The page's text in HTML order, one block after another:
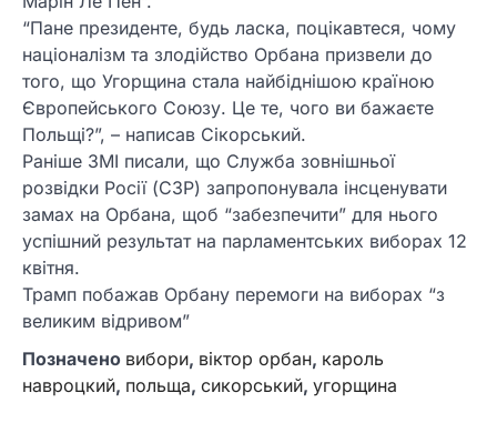
“Пане президенте, будь ласка, поцікавтеся, чому
націоналізм та злодійство Орбана призвели до
того, що Угорщина стала найбіднішою країною
Європейського Союзу. Це те, чого ви бажаєте
Польщі?”, – написав Сікорський.
Раніше ЗМІ писали, що Служба зовнішньої
розвідки Росії (СЗР) запропонувала інсценувати
замах на Орбана, щоб “забезпечити” для нього
успішний результат на парламентських виборах 12
квітня.
Трамп побажав Орбану перемоги на виборах “з
великим відривом”
Позначено вибори, віктор орбан, кароль
навроцкий, польща, сикорський, угорщина